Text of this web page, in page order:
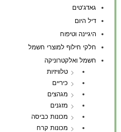
גאדג'טים
דיל היום
היגיינה וטיפוח
חלקי חילוף למוצרי חשמל
חשמל ואלקטרוניקה
טלוויזיות
כיריים
מגהצים
מזגנים
מכונות כביסה
מכונות קרח